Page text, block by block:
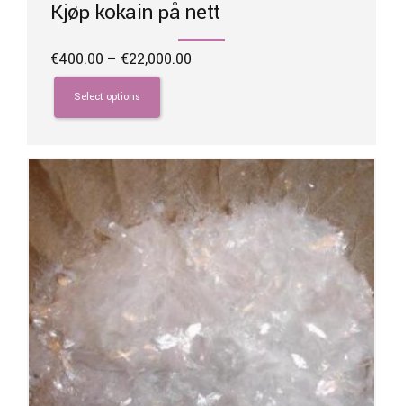
Kjøp kokain på nett
€400.00 – €22,000.00
Select options
This
product
has
options
may
be
chosen
on
the
product
page